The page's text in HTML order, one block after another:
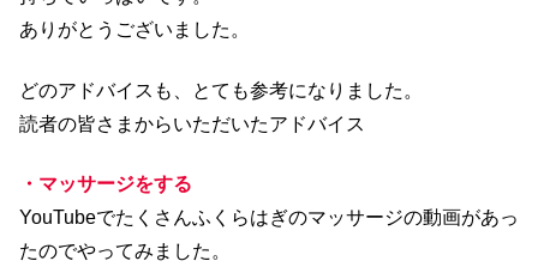
ありがとうございました。
どのアドバイスも、とても参考になりました。
読者の皆さまからいただいたアドバイス
・マッサージをする
YouTubeでたくさんふくらはぎのマッサージの動画があっ
たのでやってみました。